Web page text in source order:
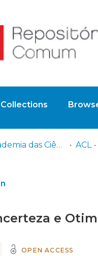
ACL - Academia das Ciências de Lisboa ACL
e
OPEN ACCESS